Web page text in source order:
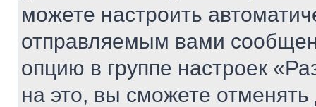
можете настроить
отправляемым вами
опцию в группе настроек
на это, вы сможете